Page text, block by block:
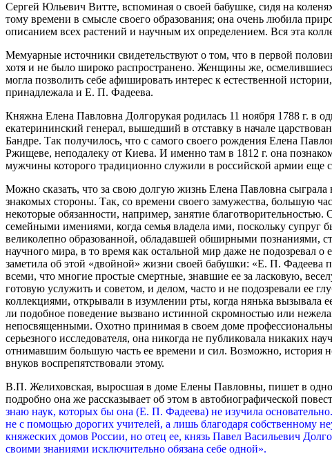
Сергей Юльевич Витте, вспоминая о своей бабушке, сидя на
тому времени в смысле своего образования; она очень любила
описанием всех растений и научным их определением. Вся эта
Мемуарные источники свидетельствуют о том, что в первой
хотя и не было широко распространено. Женщины же,
могла позволить себе афишировать интерес к естественной
принадлежала и Е. П. Фадеева.
Княжна Елена Павловна Долгорукая родилась 11 ноября 1788 г. в
екатерининский генерал, вышедший в отставку в начале
Бандре. Так получилось, что с самого своего рождения Елена
Ржищеве, неподалеку от Киева. И именно там в 1812 г. она
мужчины которого традиционно служили в российской армии еще
Можно сказать, что за свою долгую жизнь Елена Павловна сыграла
знакомых стороны. Так, со времени своего замужества, большую
некоторые обязанности, например, занятие
семейными имениями, когда семья владела ими, поскольку
великолепно образованной, обладавшей обширными познаниями,
научного мира, в то время как остальной мир даже не подозревал
заметила об этой «двойной» жизни своей бабушки: «Е. П. Фадеева
всеми, что многие простые смертные, знавшие ее за ласковую,
готовую услужить и советом, и делом, часто и не подозревали ее
коллекциями, открывали в изумлении рты, когда нянька вызывала
ли подобное поведение вызвано истинной скромностью или
непосвященными. Охотно принимая в своем доме
серьезного исследователя, она никогда не публиковала никаких
отнимавшим большую часть ее времени и сил. Возможно, история
внуков воспрепятствовали этому.
В.П. Желиховская, выросшая в доме Елены Павловны, пишет в
подробно она же рассказывает об этом в автобиографической
знаю наук, которых бы она (Е. П. Фадеева) не изучила
не с помощью дорогих учителей, а лишь благодаря собственному
княжеских домов России, но отец ее, князь Павел Васильевич
своими знаниями исключительно обязана себе одной».